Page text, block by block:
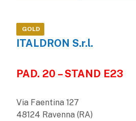
GOLD
ITALDRON S.r.l.
PAD. 20 – STAND E23
Via Faentina 127
48124 Ravenna (RA)